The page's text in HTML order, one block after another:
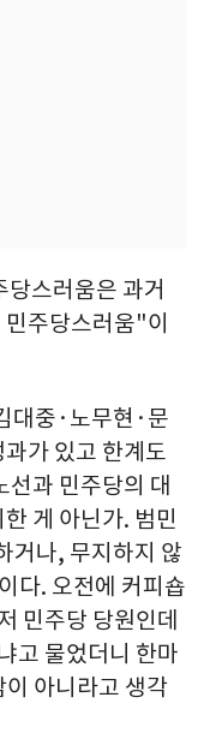
스러움은 과거
주당스러움"이
대중·노무현·문
가 있고 한계도
과 민주당의 대
게 아닌가. 범민
거나, 무지하지 않
다. 오전에 커피숍
민주당 당원인데
고 물었더니 한마
아니라고 생각